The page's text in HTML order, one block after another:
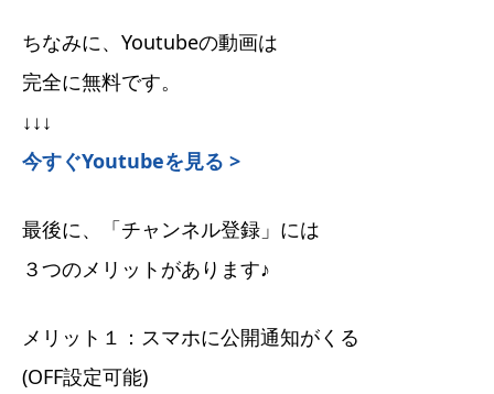
ちなみに、Youtubeの動画は
完全に無料です。
↓↓↓
今すぐYoutubeを見る >
最後に、「チャンネル登録」には
３つのメリットがあります♪
メリット１：スマホに公開通知がくる
(OFF設定可能)